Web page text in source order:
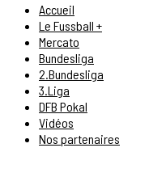
Accueil
Le Fussball +
Mercato
Bundesliga
2.Bundesliga
3.Liga
DFB Pokal
Vidéos
Nos partenaires